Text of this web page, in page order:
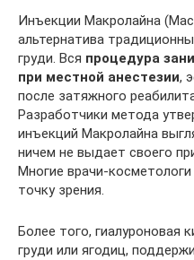
Инъекции Макролайна
альтернатива
груди. Вся процедура
при местной анестезии,
после затяжного
Разработчики метода
инъекций Макролайна
ничем не выдает своего
Многие врачи-
точку зрения.
Более того, гиалуроновая
груди или ягодиц,